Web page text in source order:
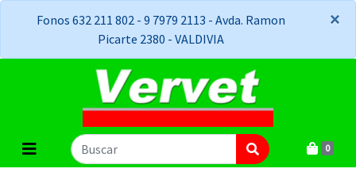
Fonos 632 211 802 - 9 7979 2113 - Avda. Ramon
Picarte 2380 - VALDIVIA
×
×
0